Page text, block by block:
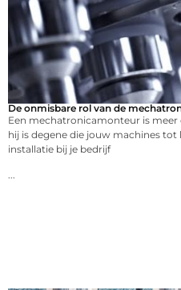
De onmisbare rol van de
Een mechatronicamonteur is meer
hij is degene die jouw machines
installatie bij je bedrijf
...